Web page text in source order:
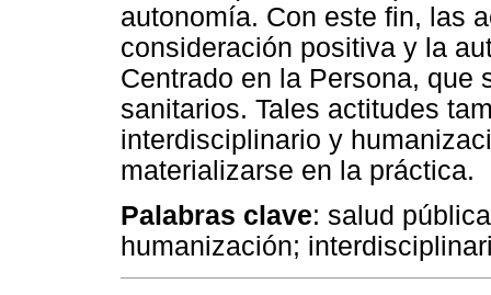
autonomía. Con este fin, las
consideración positiva y la
Centrado en la Persona, que
sanitarios. Tales actitudes
interdisciplinario y
materializarse en la práctica.
Palabras clave: salud
humanización;